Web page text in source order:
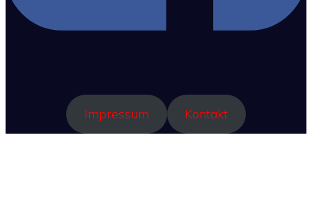
Impressum Kontakt